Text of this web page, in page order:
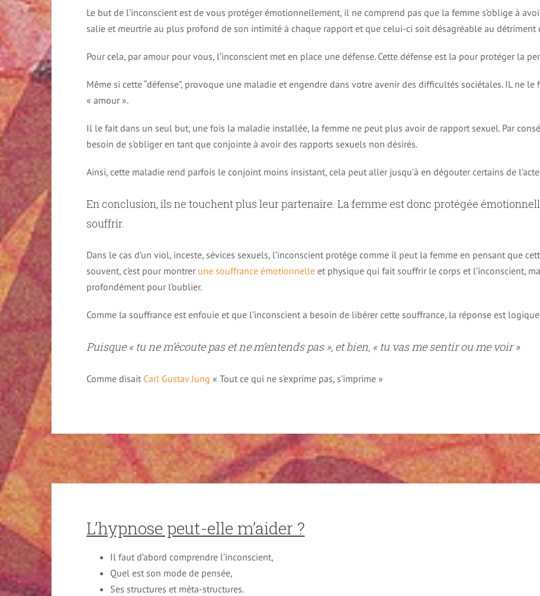
Le but de l’inconscient est de vous protéger émotionnellement, il ne comprend pas que la femme s’oblige à
salie et meurtrie au plus profond de son intimité à chaque rapport et que celui-ci soit désagréable au détriment
Pour cela, par amour pour vous, l’inconscient met en place une défense. Cette défense est la pour protéger la
Même si cette “défense”, provoque une maladie et engendre dans votre avenir des difficultés sociétales. IL ne le
« amour ».
Il le fait dans un seul but, une fois la maladie installée, la femme ne peut plus avoir de rapport sexuel. Par
besoin de s’obliger en tant que conjointe à avoir des rapports sexuels non désirés.
Ainsi, cette maladie rend parfois le conjoint moins insistant, cela peut aller jusqu’à en dégouter certains de
En conclusion, ils ne touchent plus leur partenaire. La femme est donc protégée
souffrir.
Dans le cas d’un viol, inceste, sévices sexuels, l’inconscient protège comme il peut la femme en pensant que
souvent, c’est pour montrer une souffrance émotionnelleet physique qui fait souffrir le corps et l’inconscient,
profondément pour l’oublier.
Comme la souffrance est enfouie et que l’inconscient a besoin de libérer cette souffrance, la réponse est
Puisque « tu ne m’écoute pas et ne m’entends pas », et bien, « tu vas me sentir ou me voir »
Comme disait Carl Gustav Jung « Tout ce qui ne s’exprime pas, s’imprime »
L’hypnose peut-elle m’aider ?
Il faut d’abord comprendre l’inconscient,
Quel est son mode de pensée,
Ses structures et méta-structures.